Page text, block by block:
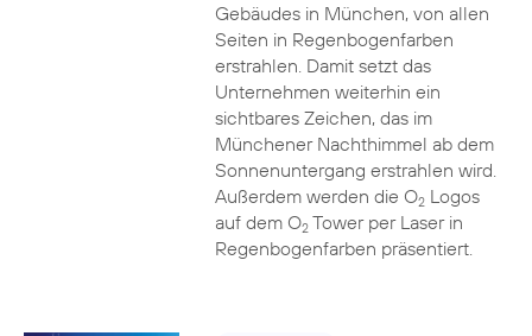
Gebäudes in München, von allen
Seiten in Regenbogenfarben
erstrahlen. Damit setzt das
Unternehmen weiterhin ein
sichtbares Zeichen, das im
Münchener Nachthimmel ab dem
Sonnenuntergang erstrahlen wird.
Außerdem werden die O2Logos
auf dem O2Tower per Laser in
Regenbogenfarben präsentiert.